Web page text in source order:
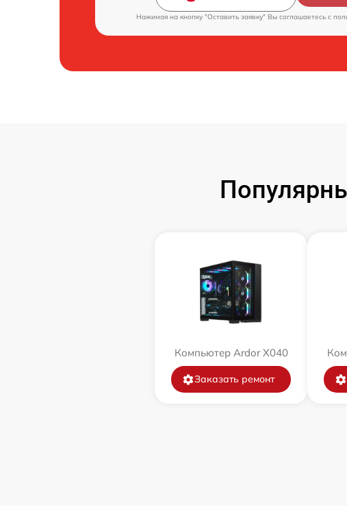
Нажимая на кнопку "Оставить заявку" Вы соглашаетесь c
Компьютер Ardor X040
Заказать ремонт